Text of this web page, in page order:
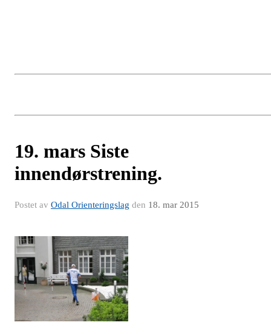
19. mars Siste
innendørstrening.
Postet av Odal Orienteringslag den 18. mar 2015